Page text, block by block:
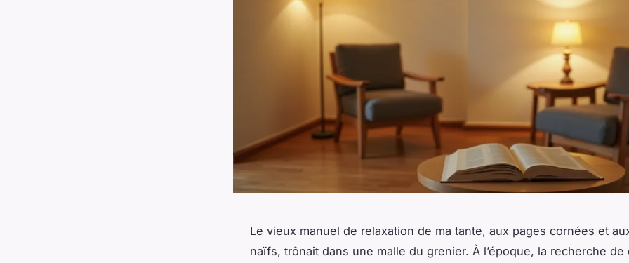
Le vieux manuel de relaxation de ma tante, aux pages cornées et
naïfs, trônait dans une malle du grenier. À l’époque, la recherche de